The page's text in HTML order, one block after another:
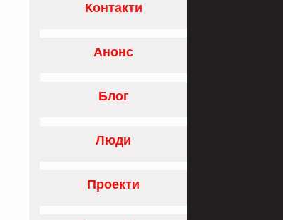
Контакти
Анонс
Блог
Люди
Проекти